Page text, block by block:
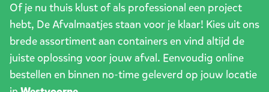
Of je nu thuis klust of als professional een project
hebt, De Afvalmaatjes staan voor je klaar! Kies uit ons
brede assortiment aan containers en vind altijd de
juiste oplossing voor jouw afval. Eenvoudig online
bestellen en binnen no-time geleverd op jouw locatie